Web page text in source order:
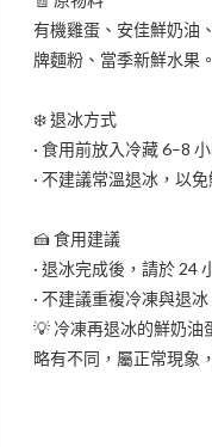
有機雞蛋、安佳鮮奶油
牌麵粉、當季新鮮水果。
❄️ 退冰方式
· 食用前放入冷藏 6–8
· 不建議常溫退冰，以
🍰 食用建議
· 退冰完成後，請於 24
· 不建議重複冷凍與退
💡 冷凍再退冰的鮮奶油
略有不同，屬正常現象